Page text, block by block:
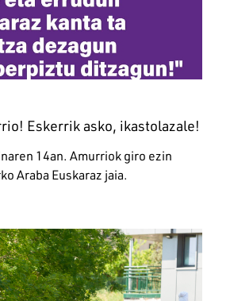
Eskerrik asko, ikastolazale!
14an. Amurriok giro ezin
Araba Euskaraz jaia.